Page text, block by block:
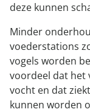
deze kunnen
Minder
voederstations
vogels worden
voordeel dat het
vocht en dat
kunnen worden